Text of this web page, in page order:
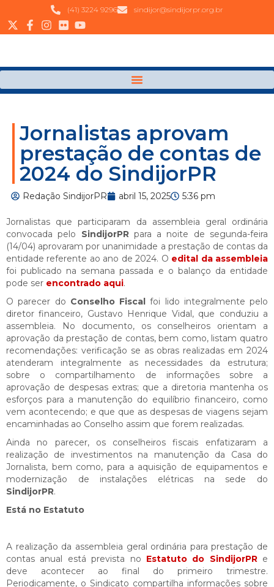
(41) 3224 9296 sindijor@sindijorpr.org.br
Jornalistas aprovam
prestação de contas de
2024 do SindijorPR
Redação SindijorPR abril 15, 2025 5:36 pm
Jornalistas que participaram da assembleia geral ordinária
convocada pelo SindijorPRpara a noite de segunda-feira
(14/04) aprovaram por unanimidade a prestação de contas da
entidade referente ao ano de 2024. O edital da assembleia
foi publicado na semana passada e o balanço da entidade
pode ser encontrado aqui.
O parecer do Conselho Fiscal foi lido integralmente pelo
diretor financeiro, Gustavo Henrique Vidal, que conduziu a
assembleia. No documento, os conselheiros orientam a
aprovação da prestação de contas, bem como, listam quatro
recomendações: verificação se as obras realizadas em 2024
atenderam integralmente as necessidades da estrutura;
sobre o compartilhamento de informações sobre a
aprovação de despesas extras; que a diretoria mantenha os
esforços para a manutenção do equilíbrio financeiro, como
vem acontecendo; e que que as despesas de viagens sejam
encaminhadas ao Conselho assim que forem realizadas.
Ainda no parecer, os conselheiros fiscais enfatizaram a
realização de investimentos na manutenção da Casa do
Jornalista, bem como, para a aquisição de equipamentos e
modernização de instalações elétricas na sede do
SindijorPR.
Está no Estatuto
A realização da assembleia geral ordinária para prestação de
contas anual está prevista no Estatuto do SindijorPRe
deve acontecer ao final do primeiro trimestre.
Periodicamente, o Sindicato compartilha informações sobre